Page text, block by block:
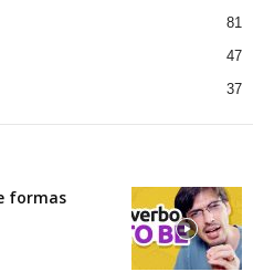
81
47
37
formas